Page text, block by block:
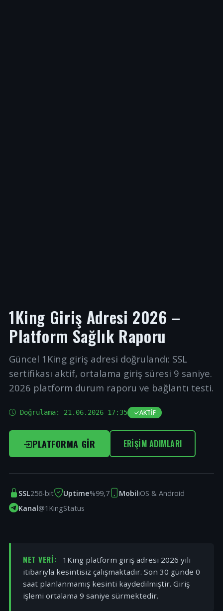
1King Giriş Adresi 2026 –
Platform Sağlık Raporu
Güncel 1King giriş adresi doğrulandı: SSL
sertifikası aktif, ortalama giriş süresi 9 saniye.
2026 platform durum raporu ve bağlantı testi.
Doğrulama: 21.06.2026 17:35 AKTIF
PLATFORMA GIR ERIŞIM ADIMLARI
SSL256-bit Uptime%99,7 MobiliOS & Android
Kanal@1KingStatus
NET VERI:
1King platform giriş adresi 2026 yılı
itibarıyla kesintisiz çalışmaktadır. Son 30 günde 0
saat planlanmamış kesinti kaydedilmiştir. Giriş
işlemi ortalama 9 saniye sürmektedir.